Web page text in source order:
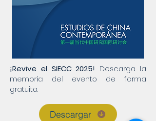
¡Revive el SIECC 2025! Descarga la
memoria del evento de forma
gratuita.
Descargar